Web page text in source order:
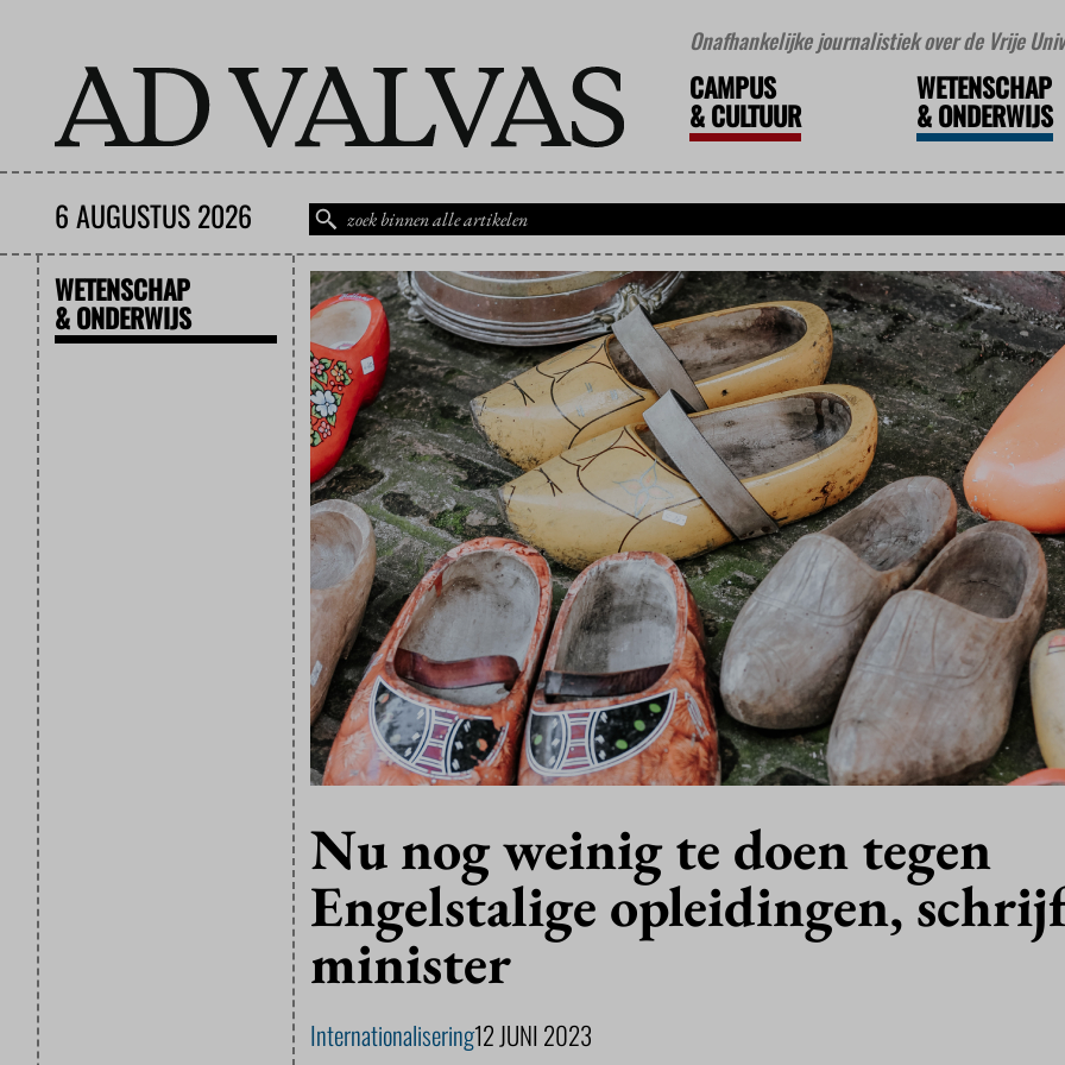
Onafhankelijke journalistiek over de Vrije
CAMPUS
&CULTUUR
WETENSCHAP
&ONDERWIJS
6 AUGUSTUS 2026
WETENSCHAP
& ONDERWIJS
Nu nog weinig te doen tegen
Engelstalige opleidingen,
minister
Internationalisering12 JUNI 2023